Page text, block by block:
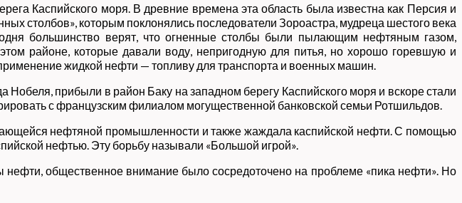
Каспийского моря. В древние времена эта область была известна как Персия и
столбов», которым поклонялись последователи Зороастра, мудреца шестого века
большинство верят, что огненные столбы были пылающим нефтяным газом,
районе, которые давали воду, непригодную для питья, но хорошо горевшую и
жидкой нефти — топливу для транспорта и военных машин.
прибыли в район Баку на западном берегу Каспийского моря и вскоре стали
с французским филиалом могущественной банковской семьи Ротшильдов.
нефтяной промышленности и также жаждала каспийской нефти. С помощью
нефтью. Эту борьбу называли «Большой игрой».
общественное внимание было сосредоточено на проблеме «пика нефти». Но